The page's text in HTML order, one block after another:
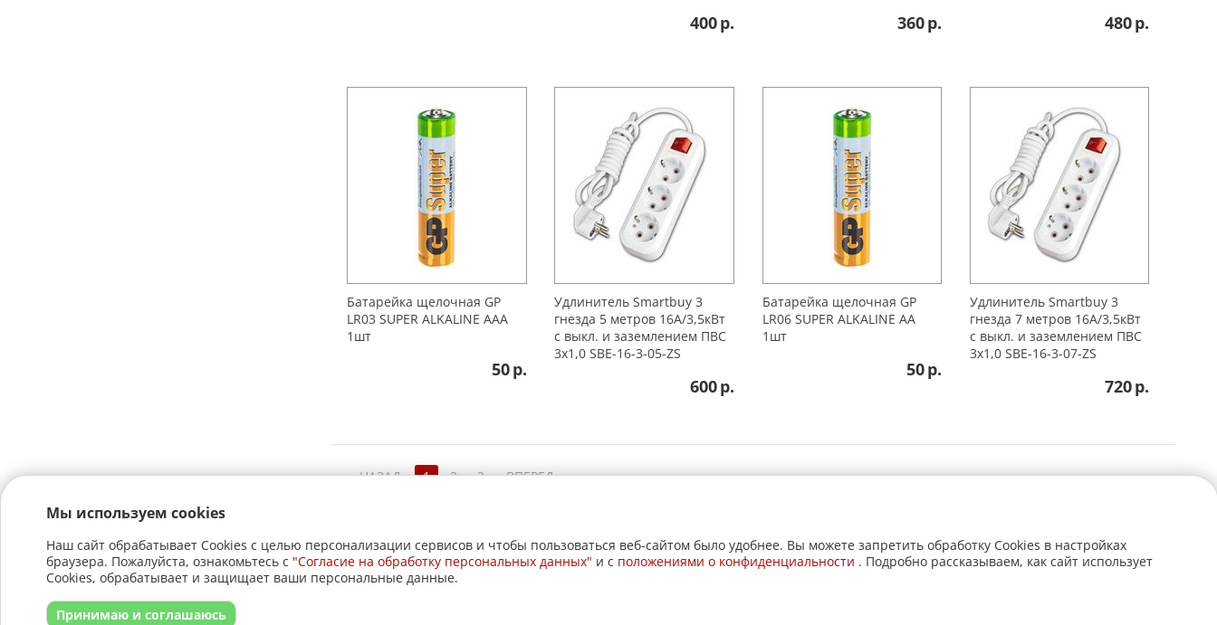
400р. 360р. 480р.
Батарейка щелочная GP
LR03 SUPER ALKALINE ААА
1шт
50р.
Удлинитель Smartbuy 3
гнезда 5 метров 16А/3,5кВт
с выкл. и заземлением ПВС
3х1,0 SBE-16-3-05-ZS
600р.
Батарейка щелочная GP
LR06 SUPER ALKALINE АА
1шт
50р.
Удлинитель Smartbuy 3
гнезда 7 метров 16А/3,5кВт
с выкл. и заземлением ПВС
3х1,0 SBE-16-3-07-ZS
720р.
← НАЗАД 1 2 3 ВПЕРЕД →
+7 (3822)22-17-60
+7 (3822)21-30-30
Прайс Вопросы и отзывы
Мы используем cookies
Наш сайт обрабатывает Cookies с целью персонализации сервисов и чтобы пользоваться веб-сайтом было удобнее. Вы можете запретить обработку Cookies в настройках
браузера. Пожалуйста, ознакомьтесь с "Согласие на обработку персональных данных" и c положениями о конфиденциальности . Подробно рассказываем, как сайт использует
Cookies, обрабатывает и защищает ваши персональные данные.
Принимаю и соглашаюсь